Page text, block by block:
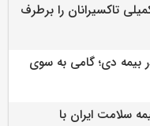
تاکسیرانان را برطرف
بیمه دی؛ گامی به سوی
سلامت ایران با